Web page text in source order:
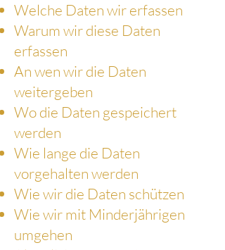
Welche Daten wir erfassen
Warum wir diese Daten
erfassen
An wen wir die Daten
weitergeben
Wo die Daten gespeichert
werden
Wie lange die Daten
vorgehalten werden
Wie wir die Daten schützen
Wie wir mit Minderjährigen
umgehen